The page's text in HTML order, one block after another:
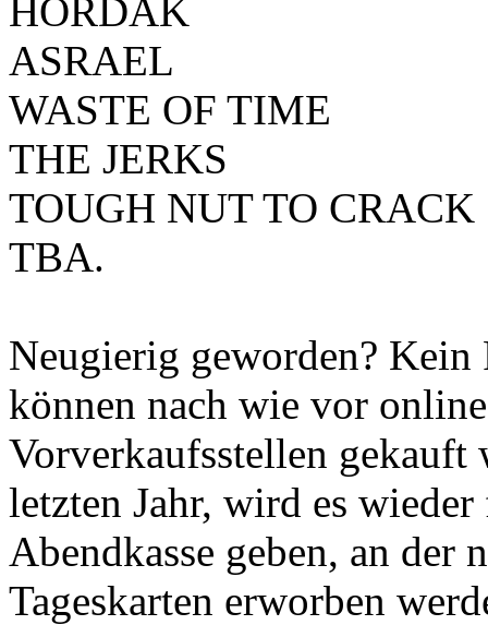
HORDAK
ASRAEL
WASTE OF TIME
THE JERKS
TOUGH NUT TO CRACK
TBA.
Neugierig geworden?
können nach wie vor
Vorverkaufsstellen gekauft
letzten Jahr, wird es
Abendkasse geben, an der
Tageskarten erworben